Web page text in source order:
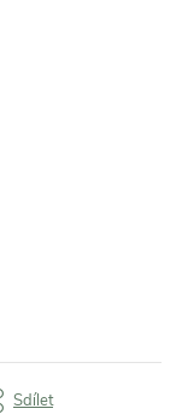
Sdílet